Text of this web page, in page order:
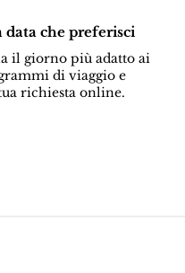
data che preferisci
il giorno più adatto ai
di viaggio e
richiesta online.